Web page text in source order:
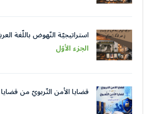
استراتيجيّة النّهوض باللّغة
في عصر الذّكاء الاصطناعيّ
الجزء الأوّل
قضايا الأمن التّربويّ من